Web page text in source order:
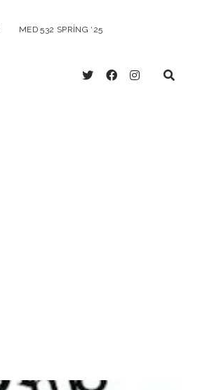
MED 532 SPRING ‘25
twitterfacebook
instagram